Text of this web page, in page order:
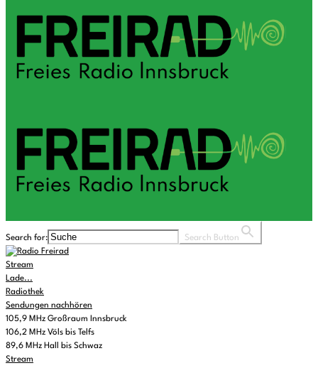
Search for: Search Button
Stream
Lade...
Radiothek
Sendungen nachhören
105,9 MHz Großraum Innsbruck
106,2 MHz Völs bis Telfs
89,6 MHz Hall bis Schwaz
Stream